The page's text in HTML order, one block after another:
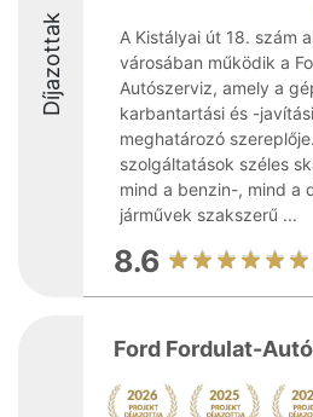
Díjazottak
A Kistályai út 18. szám
városában működik a
Autószerviz, amely a
karbantartási és -
meghatározó
szolgáltatások széles
mind a benzin-, mind a
járművek szakszerű ...
8.6
Ford Fordulat-